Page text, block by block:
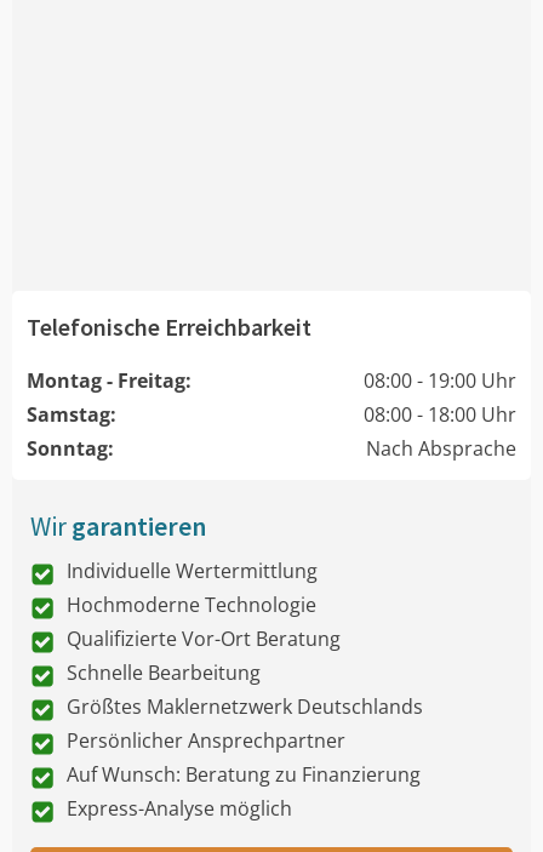
Telefonische Erreichbarkeit
Montag - Freitag:
08:00 - 19:00 Uhr
Samstag:
08:00 - 18:00 Uhr
Sonntag:
Nach Absprache
Wirgarantieren
Individuelle Wertermittlung
Hochmoderne Technologie
Qualifizierte Vor-Ort Beratung
Schnelle Bearbeitung
Größtes Maklernetzwerk Deutschlands
Persönlicher Ansprechpartner
Auf Wunsch: Beratung zu Finanzierung
Express-Analyse möglich